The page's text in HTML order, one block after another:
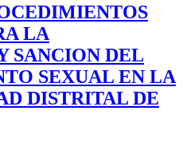
LA
SANCION DEL
SEXUAL EN LA
DISTRITAL DE